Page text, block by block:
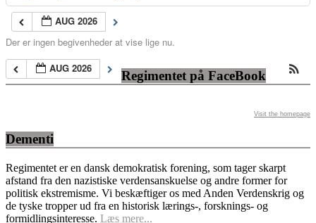
AUG 2026
Der er ingen begivenheder at vise lige nu.
AUG 2026
Regimentet på FaceBook
Visit the homepage
Dementi
Regimentet er en dansk demokratisk forening, som tager skarpt
afstand fra den nazistiske verdensanskuelse og andre former for
politisk ekstremisme. Vi beskæftiger os med Anden Verdenskrig og
de tyske tropper ud fra en historisk lærings-, forsknings- og
formidlingsinteresse. Læs mere...